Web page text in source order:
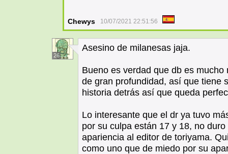
Chewys 10/07/2021 22:51:56
26
Asesino de milanesas jaja.
Bueno es verdad que db es
de gran profundidad, así que tiene
historia detrás así que queda
Lo interesante que el dr ya tuvo
por su culpa están 17 y 18, no
apariencia al editor de toriyama.
como uno que de miedo por su